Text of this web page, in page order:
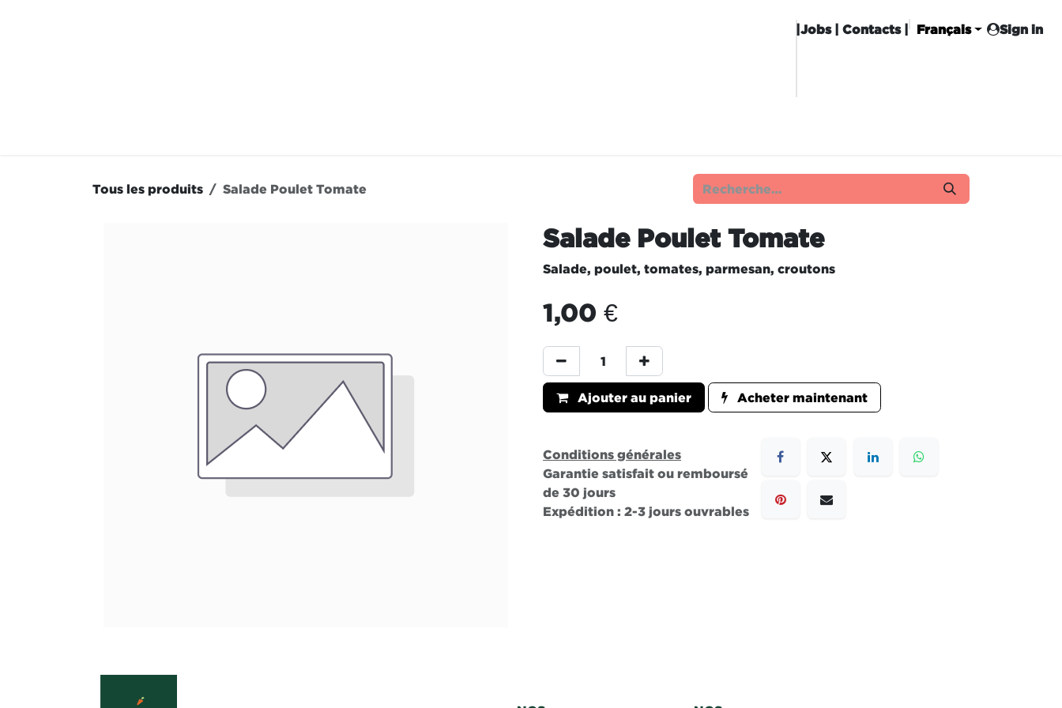
|Jobs| Contacts | Français Sign in
Tous les produits Salade Poulet Tomate
Salade Poulet Tomate
Salade, poulet, tomates, parmesan, croutons
1,00 €
Ajouter au panier Acheter maintenant
Conditions générales
Garantie satisfait ou remboursé
de 30 jours
Expédition : 2-3 jours ouvrables